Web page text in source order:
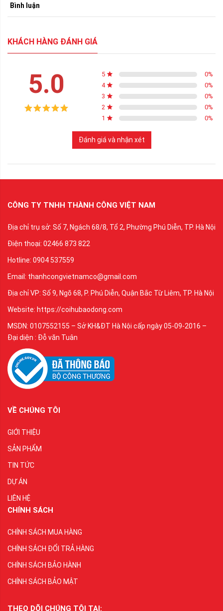
Bình luận
KHÁCH HÀNG ĐÁNH GIÁ
5.0 5 0%
4
0%
3
0%
2
0%
1
0%
Đánh giá và nhận xét
CÔNG TY TNHH THÀNH CÔNG VIỆT NAM
Địa chỉ trụ sở: Số 7, Ngách 68/8, Tổ 2, Phường Phú Diễn, TP. Hà Nội
Điện thoại: 02466 873 822
Hotline: 0904 537559
Email: thanhcongvietnamco@gmail.com
Địa chỉ VP: Số 9, Ngõ 68, P. Phú Diễn, Quận Bắc Từ Liêm, TP. Hà Nội
Website: https://coihubaodong.com
MSDN: 0107552155 – Sở KH&ĐT Hà Nội cấp ngày 05-09-2016 –
Đại diện : Đỗ văn Tuân
VỀ CHÚNG TÔI
GIỚI THIỆU
SẢN PHẨM
TIN TỨC
DỰ ÁN
LIÊN HỆ
CHÍNH SÁCH
CHÍNH SÁCH MUA HÀNG
CHÍNH SÁCH ĐỔI TRẢ HÀNG
CHÍNH SÁCH BẢO HÀNH
CHÍNH SÁCH BẢO MẬT
THEO DÕI CHÚNG TÔI TẠI: